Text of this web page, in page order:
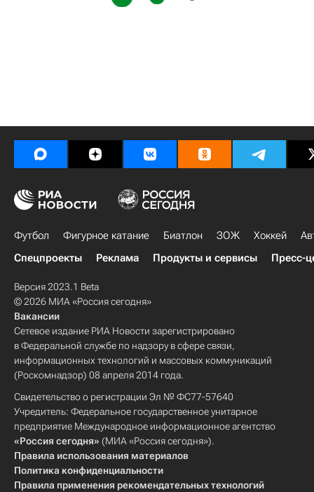
Футбол Фигурное катание Биатлон ЗОЖ Хоккей
Спецпроекты
Реклама Продукты и сервисы Пресс-
Версия 2023.1 Beta
© 2026 МИА «Россия сегодня»
Вакансии
Сетевое издание РИА Новости зарегистрировано
в Федеральной службе по надзору в сфере связи,
информационных технологий и массовых коммуникаций
(Роскомнадзор) 08 апреля 2014 года.
Свидетельство о регистрации Эл № ФС77-57640
Учредитель: Федеральное государственное унитарное
предприятие Международное информационное агентство
«Россия сегодня» (МИА «Россия сегодня»).
Правила использования материалов
Политика конфиденциальности
Правила применения рекомендательных технологий